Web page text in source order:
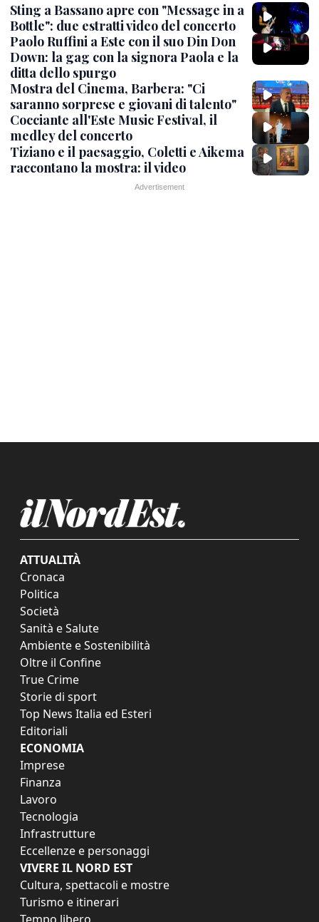
Sting a Bassano apre con "Message in a
Bottle": due estratti video del concerto
Paolo Ruffini a Este con il suo Din Don
Down: la gag con la signora Paola e la
ditta dello spurgo
Mostra del Cinema, Barbera: "Ci
saranno sorprese e giovani di talento"
Cocciante all'Este Music Festival, il
medley del concerto
Tiziano e il paesaggio, Coletti e Aikema
raccontano la mostra: il video
ATTUALITÀ
Cronaca
Politica
Società
Sanità e Salute
Ambiente e Sostenibilità
Oltre il Confine
True Crime
Storie di sport
Top News Italia ed Esteri
Editoriali
ECONOMIA
Imprese
Finanza
Lavoro
Tecnologia
Infrastrutture
Eccellenze e personaggi
VIVERE IL NORD EST
Cultura, spettacoli e mostre
Turismo e itinerari